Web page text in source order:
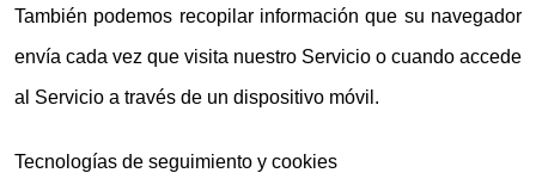
También podemos recopilar información que su navegador
envía cada vez que visita nuestro Servicio o cuando accede
al Servicio a través de un dispositivo móvil.
Tecnologías de seguimiento y cookies